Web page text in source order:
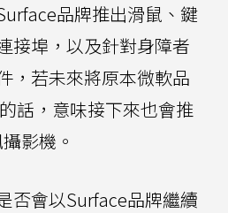
品牌推出滑鼠、鍵
接埠，以及針對身障者
，若未來將原本微軟品
話，意味接下來也會推
影機。
否會以Surface品牌繼續